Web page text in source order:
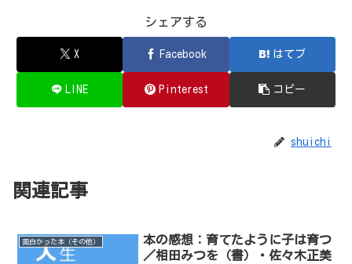
シェアする
X Facebook はてブ
LINE Pinterest コピー
shuichi
関連記事
面白かった本（その他）
本の感想：育てたように子は育つ
／相田みつを（書）・佐々木正美